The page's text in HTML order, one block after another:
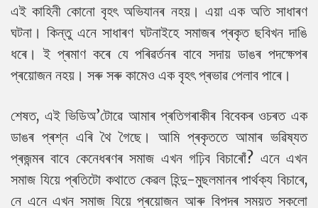
এই কাহিনী কোনো বৃহৎ অভিযানৰ নহয়। এয়া এক অতি সাধাৰণ
ঘটনা। কিন্তু এনে সাধাৰণ ঘটনাইহে সমাজৰ প্ৰকৃত ছবিখন দাঙি
ধৰে। ই প্ৰমাণ কৰে যে পৰিৱৰ্তনৰ বাবে সদায় ডাঙৰ পদক্ষেপৰ
প্ৰয়োজন নহয়। সৰু সৰু কামেও এক বৃহৎ প্ৰভাৱ পেলাব পাৰে।
শেষত, এই ভিডিঅ’টোৱে আমাৰ প্ৰতিগৰাকীৰ বিবেকৰ ওচৰত এক
ডাঙৰ প্ৰশ্ন এৰি থৈ গৈছে। আমি প্ৰকৃততে আমাৰ ভৱিষ্যত
প্ৰজন্মৰ বাবে কেনেধৰণৰ সমাজ এখন গঢ়িব বিচাৰোঁ? এনে এখন
সমাজ যিয়ে প্ৰতিটো কথাতে কেৱল হিন্দু-মুছলমানৰ পাৰ্থক্য বিচাৰে,
নে এনে এখন সমাজ যিয়ে প্ৰয়োজন আৰু বিপদৰ সময়ত সকলো